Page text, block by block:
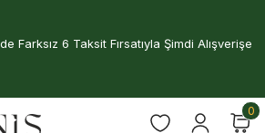
Farksız 6 Taksit Fırsatıyla Şimdi Alışverişe
0